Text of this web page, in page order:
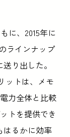
に、2015年に
ラインナップ
り出した。
ットは、メモ
力全体と比較
トを提供でき
はるかに効率